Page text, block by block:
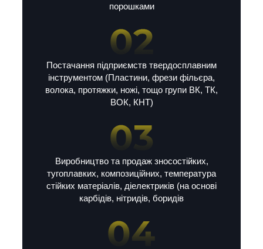
порошками
Постачання підприємств твердосплавним
інструментом (Пластини, фрези фільєра,
волока, протяжки, ножі, тощо групи ВК, ТК,
ВОК, КНТ)
Виробництво та продаж зносостійких,
тугоплавких, композиційних, температура
стійких матеріалів, діелектриків (на основі
карбідів, нітридів, боридів